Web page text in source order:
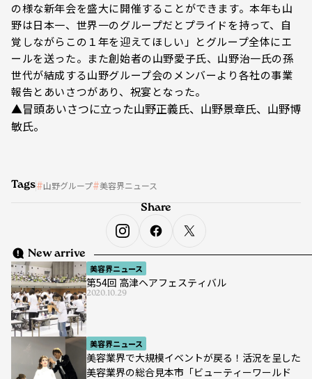
の様な新年会を盛大に開催することができます。本年も山
野は日本一、世界一のグループだとプライドを持って、自
覚しながらこの１年を迎えてほしい」とグループ全体にエ
ールを送った。また創始者の山野愛子氏、山野治一氏の孫
世代が結成する山野グループ会のメンバーより各社の事業
報告とあいさつがあり、祝宴となった。
▲冒頭あいさつに立った山野正義氏、山野景章氏、山野博
敏氏。
Tags 山野グループ 美容界ニュース
New arrive
美容界ニュース
第54回 高津ヘアフェスティバル
2020.10.29
美容界ニュース
美容業界で大規模イベントが戻る！活況を呈した
美容業界の総合見本市「ビューティーワールド
Share